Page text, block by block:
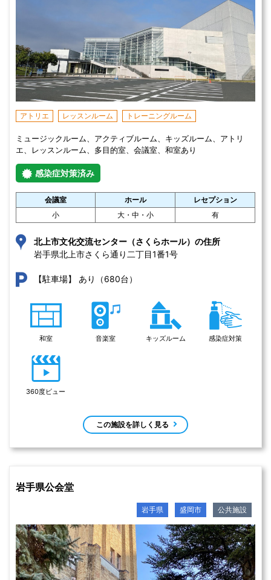
アトリエ レッスンルーム トレーニングルーム
ミュージックルーム、アクティブルーム、キッズルーム、アトリ
エ、レッスンルーム、多目的室、会議室、和室あり
感染症対策済み
会議室 ホール
レセプション
小
大・中・小 有
北上市文化交流センター（さくらホール）の住所
岩手県北上市さくら通り二丁目1番1号
【駐車場】 あり（680台）
和室 音楽室 キッズルーム 感染症対策
360度ビュー
この施設を詳しく見る
岩手県公会堂
岩手県 盛岡市 公共施設